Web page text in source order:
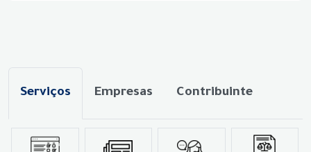
Serviços Empresas Contribuinte